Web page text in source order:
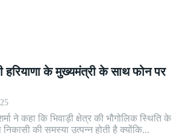
हरियाणा के मुख्यमंत्री के साथ फोन पर
ने कहा कि भिवाड़ी क्षेत्र की भौगोलिक स्थिति के
की समस्या उत्पन्न होती है क्योंकि...